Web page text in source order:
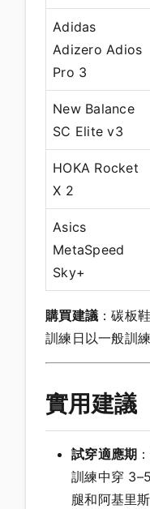
Adidas
Adizero Adios
Pro 3
New Balance
SC Elite v3
HOKA Rocket
X 2
Asics
MetaSpeed
Sky+
購買建議 ：碳板
訓練日以一般訓
實用建議
試穿適應期
訓練中穿
腿和阿基里